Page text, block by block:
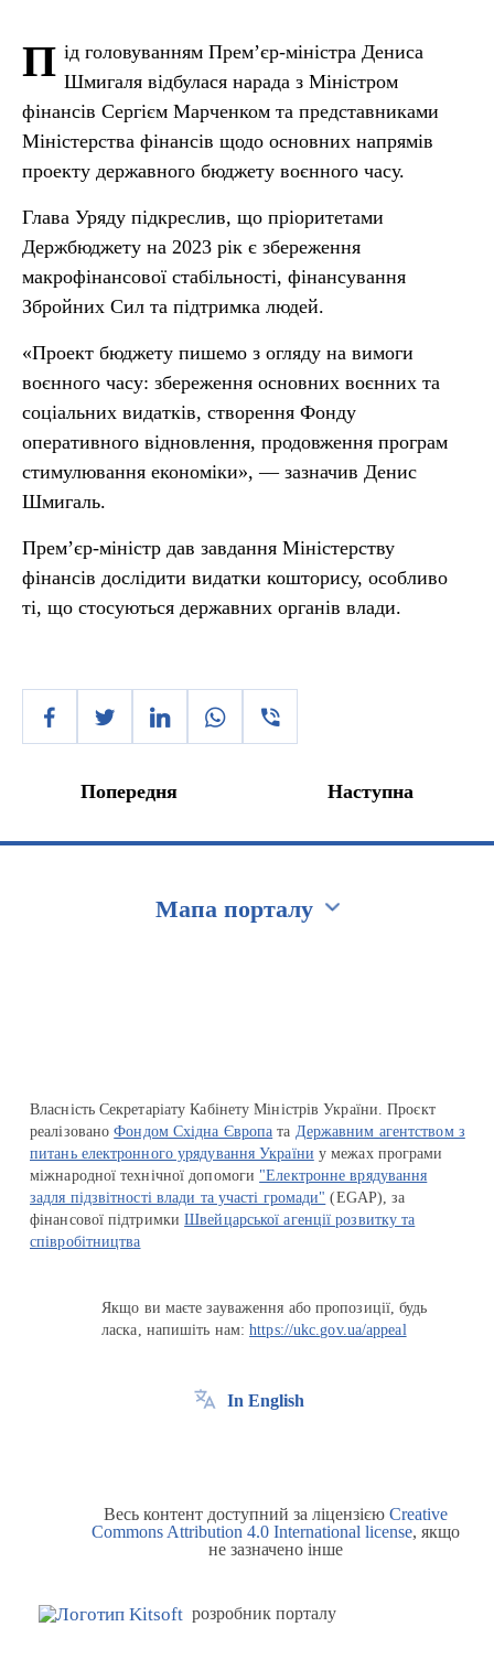
П ід головуванням Прем’єр-міністра Дениса
Шмигаля відбулася нарада з Міністром
фінансів Сергієм Марченком та представниками
Міністерства фінансів щодо основних напрямів
проекту державного бюджету воєнного часу.
Глава Уряду підкреслив, що пріоритетами
Держбюджету на 2023 рік є збереження
макрофінансової стабільності, фінансування
Збройних Сил та підтримка людей.
«Проект бюджету пишемо з огляду на вимоги
воєнного часу: збереження основних воєнних та
соціальних видатків, створення Фонду
оперативного відновлення, продовження програм
стимулювання економіки», — зазначив Денис
Шмигаль.
Прем’єр-міністр дав завдання Міністерству
фінансів дослідити видатки кошторису, особливо
ті, що стосуються державних органів влади.
Попередня Наступна
Мапа порталу
Власність Секретаріату Кабінету Міністрів України. Проєкт
реалізованоФондом Східна Європа та Державним агентством з
питань електронного урядування України у межах програми
міжнародної технічної допомоги "Електронне врядування
задля підзвітності влади та участі громади" (EGAP), за
фінансової підтримкиШвейцарської агенції розвитку та
співробітництва
Якщо ви маєте зауваження або пропозиції, будь
ласка, напишіть нам:https://ukc.gov.ua/appeal
In English
Весь контент доступний за ліцензією Creative
Commons Attribution 4.0 International license, якщо
не зазначено інше
розробник порталу